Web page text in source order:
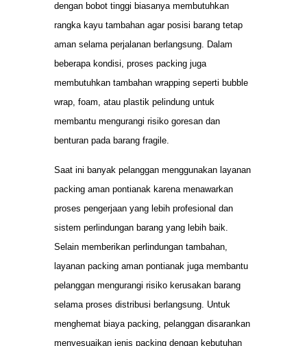
dengan bobot tinggi biasanya membutuhkan
rangka kayu tambahan agar posisi barang tetap
aman selama perjalanan berlangsung. Dalam
beberapa kondisi, proses packing juga
membutuhkan tambahan wrapping seperti bubble
wrap, foam, atau plastik pelindung untuk
membantu mengurangi risiko goresan dan
benturan pada barang fragile.
Saat ini banyak pelanggan menggunakan layanan
packing aman pontianak karena menawarkan
proses pengerjaan yang lebih profesional dan
sistem perlindungan barang yang lebih baik.
Selain memberikan perlindungan tambahan,
layanan packing aman pontianak juga membantu
pelanggan mengurangi risiko kerusakan barang
selama proses distribusi berlangsung. Untuk
menghemat biaya packing, pelanggan disarankan
menyesuaikan jenis packing dengan kebutuhan